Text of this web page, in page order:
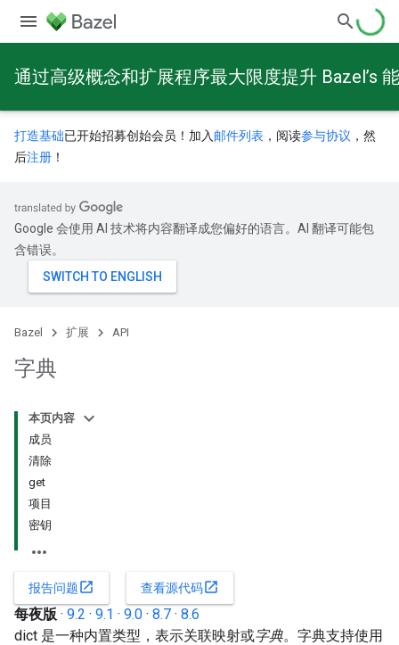
通过高级概念和扩展程序最大限度提升 Bazel’s
打造基础已开始招募创始会员！加入 邮件列表 ，阅读参与协议 ，然
后注册 ！
Google 会使用 AI 技术将内容翻译成您偏好的语言。AI 翻译可能包
含错误。
Bazel 扩展 API
字典
本页内容
成员
清除
get
项目
密钥
报告问题open_in_new 查看源代码open_in_new
每夜版 · 9.2 · 9.1 · 9.0 · 8.7 · 8.6
dict 是一种内置类型，表示关联映射或字典。字典支持使用